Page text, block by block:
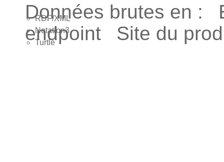
Données brutes en :
RDF/XML
Notation3
Turtle
endpoint
Site du